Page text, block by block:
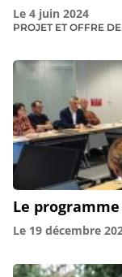
Le 4 juin 2024
PROJET ET OFFRE
Le
Le 19 décembre